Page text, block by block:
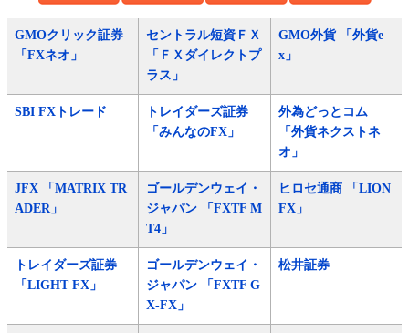
GMOクリック証券
「FXネオ」
セントラル短資ＦＸ
「ＦＸダイレクトプ
ラス」
GMO外貨 「外貨e
x」
SBI FXトレード
トレイダーズ証券
「みんなのFX」
外為どっとコム
「外貨ネクストネ
オ」
JFX 「MATRIX TR
ADER」
ゴールデンウェイ・
ジャパン 「FXTF M
T4」
ヒロセ通商 「LION
FX」
トレイダーズ証券
「LIGHT FX」
ゴールデンウェイ・
ジャパン 「FXTF G
X-FX」
松井証券